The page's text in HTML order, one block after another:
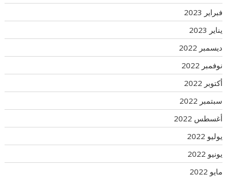
فبراير 2023
يناير 2023
ديسمبر 2022
نوفمبر 2022
أكتوبر 2022
سبتمبر 2022
أغسطس 2022
يوليو 2022
يونيو 2022
مايو 2022